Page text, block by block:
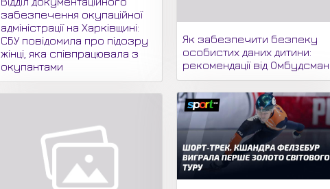
забезпечення окупаційної
адміністрації на Харківщині:
СБУ повідомила про підозру
жінці, яка співпрацювала з
окупантами
Як забезпечити безпеку
особистих даних дитини:
рекомендації від